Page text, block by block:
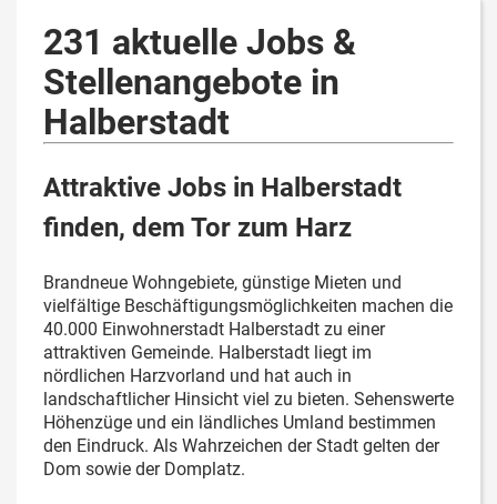
231 aktuelle Jobs &
Stellenangebote in
Halberstadt
Attraktive Jobs in Halberstadt
finden, dem Tor zum Harz
Brandneue Wohngebiete, günstige Mieten und
vielfältige Beschäftigungsmöglichkeiten machen die
40.000 Einwohnerstadt Halberstadt zu einer
attraktiven Gemeinde. Halberstadt liegt im
nördlichen Harzvorland und hat auch in
landschaftlicher Hinsicht viel zu bieten. Sehenswerte
Höhenzüge und ein ländliches Umland bestimmen
den Eindruck. Als Wahrzeichen der Stadt gelten der
Dom sowie der Domplatz.